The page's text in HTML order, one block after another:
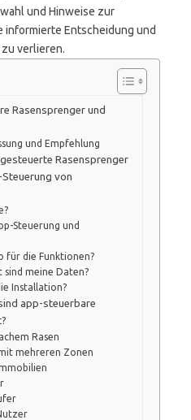
und Hinweise zur
Entscheidung und
verlieren.
Rasensprenger und
und Empfehlung
Rasensprenger
von
Steuerung und
für die Funktionen?
sind meine Daten?
Installation?
app-steuerbare
Rasen
mehreren Zonen